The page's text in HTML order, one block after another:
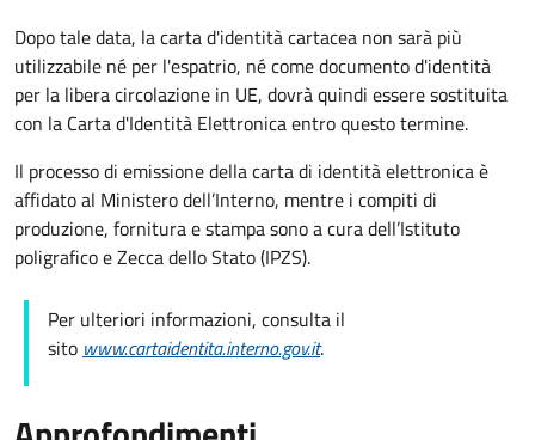
Dopo tale data, la carta d'identità cartacea non sarà più
utilizzabile né per l'espatrio, né come documento d'identità
per la libera circolazione in UE, dovrà quindi essere sostituita
con la Carta d'Identità Elettronica entro questo termine.
Il processo di emissione della carta di identità elettronica è
affidato al Ministero dell’Interno, mentre i compiti di
produzione, fornitura e stampa sono a cura dell’Istituto
poligrafico e Zecca dello Stato (IPZS).
Per ulteriori informazioni, consulta il
sito www.cartaidentita.interno.gov.it.